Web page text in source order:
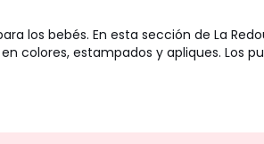
los bebés. En esta sección de La
colores, estampados y apliques. Los